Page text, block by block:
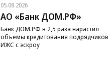
05.08.2026
АО «Банк ДОМ.РФ»
Банк ДОМ.РФ в 2,5 раза нарастил
объемы кредитования подрядчиков
ИЖС с эскроу